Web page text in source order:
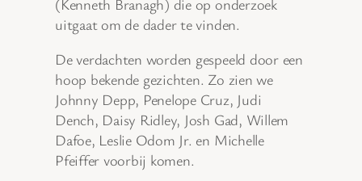
uitgaat om de dader te vinden.
De verdachten worden gespeeld door een
hoop bekende gezichten. Zo zien we
Johnny Depp, Penelope Cruz, Judi
Dench, Daisy Ridley, Josh Gad, Willem
Dafoe, Leslie Odom Jr. en Michelle
Pfeiffer voorbij komen.